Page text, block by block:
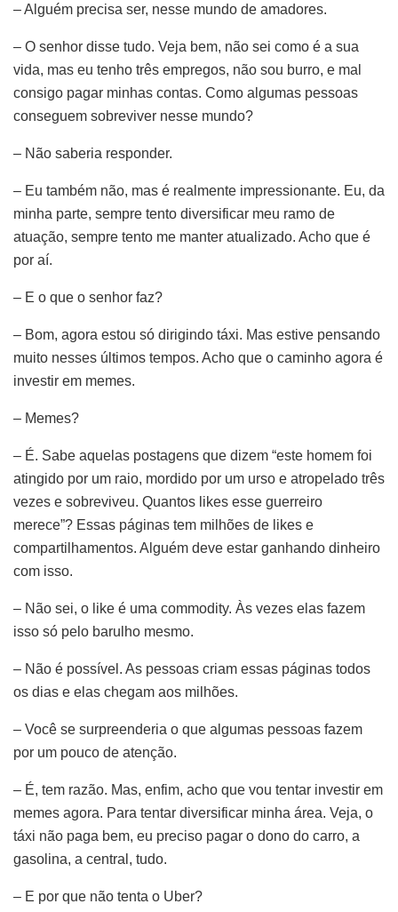
– Alguém precisa ser, nesse mundo de amadores.
– O senhor disse tudo. Veja bem, não sei como é a sua
vida, mas eu tenho três empregos, não sou burro, e mal
consigo pagar minhas contas. Como algumas pessoas
conseguem sobreviver nesse mundo?
– Não saberia responder.
– Eu também não, mas é realmente impressionante. Eu, da
minha parte, sempre tento diversificar meu ramo de
atuação, sempre tento me manter atualizado. Acho que é
por aí.
– E o que o senhor faz?
– Bom, agora estou só dirigindo táxi. Mas estive pensando
muito nesses últimos tempos. Acho que o caminho agora é
investir em memes.
– Memes?
– É. Sabe aquelas postagens que dizem “este homem foi
atingido por um raio, mordido por um urso e atropelado três
vezes e sobreviveu. Quantos likes esse guerreiro
merece”? Essas páginas tem milhões de likes e
compartilhamentos. Alguém deve estar ganhando dinheiro
com isso.
– Não sei, o like é uma commodity. Às vezes elas fazem
isso só pelo barulho mesmo.
– Não é possível. As pessoas criam essas páginas todos
os dias e elas chegam aos milhões.
– Você se surpreenderia o que algumas pessoas fazem
por um pouco de atenção.
– É, tem razão. Mas, enfim, acho que vou tentar investir em
memes agora. Para tentar diversificar minha área. Veja, o
táxi não paga bem, eu preciso pagar o dono do carro, a
gasolina, a central, tudo.
– E por que não tenta o Uber?